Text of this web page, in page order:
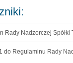
Rady Nadzorczej Spółki
do Regulaminu Rady